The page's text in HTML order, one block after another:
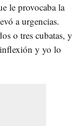
le provocaba la
a urgencias.
o tres cubatas, y
y yo lo